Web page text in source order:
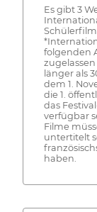
Es gibt 3
folgenden
länger als
dem 1.
die 1.
das
verfügbar
Filme
untertitelt
haben.